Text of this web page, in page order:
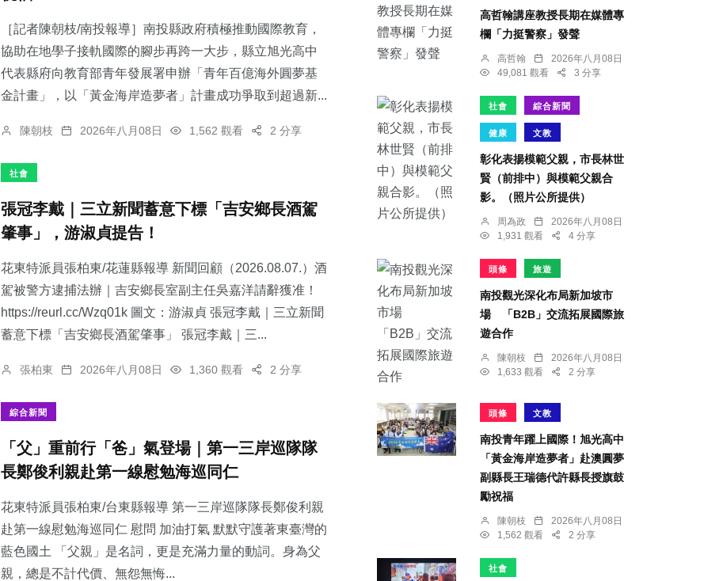
［記者陳朝枝/南投報導］南投縣政府積極推動國際教育，
協助在地學子接軌國際的腳步再跨一大步，縣立旭光高中
代表縣府向教育部青年發展署申辦「青年百億海外圓夢基
金計畫」，以「黃金海岸造夢者」計畫成功爭取到超過新...
陳朝枝 2026年八月08日 1,562 觀看 2 分享
社會
張冠李戴｜三立新聞蓄意下標「吉安鄉長酒駕
肇事」，游淑貞提告！
花東特派員張柏東/花蓮縣報導 新聞回顧（2026.08.07.）酒
駕被警方逮捕法辦｜吉安鄉長室副主任吳嘉洋請辭獲准！
https://reurl.cc/Wzq01k 圖文：游淑貞 張冠李戴｜三立新聞
蓄意下標「吉安鄉長酒駕肇事」 張冠李戴｜三...
張柏東 2026年八月08日 1,360 觀看 2 分享
綜合新聞
「父」重前行「爸」氣登場｜第一三岸巡隊隊
長鄭俊利親赴第一線慰勉海巡同仁
花東特派員張柏東/台東縣報導 第一三岸巡隊隊長鄭俊利親
赴第一線慰勉海巡同仁 慰問 加油打氣 默默守護著東臺灣的
藍色國土 「父親」是名詞，更是充滿力量的動詞。身為父
親，總是不計代價、無怨無悔...
高哲翰講座教授長期在媒體專
欄「力挺警察」發聲
高哲翰
2026年八月08日
49,081 觀看
3 分享
社會 綜合新聞
健康 文教
彰化表揚模範父親，市長林世
賢（前排中）與模範父親合
影。（照片公所提供）
周為政
2026年八月08日
1,931 觀看
4 分享
頭條 旅遊
南投觀光深化布局新加坡市
場 「B2B」交流拓展國際旅
遊合作
陳朝枝
2026年八月08日
1,633 觀看
2 分享
頭條 文教
南投青年躍上國際！旭光高中
「黃金海岸造夢者」赴澳圓夢
副縣長王瑞德代許縣長授旗鼓
勵祝福
陳朝枝
2026年八月08日
1,562 觀看
2 分享
社會